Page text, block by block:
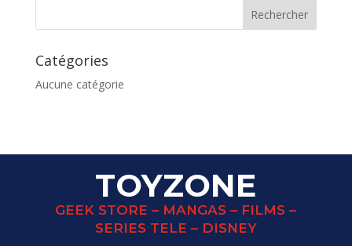
Catégories
Aucune catégorie
TOYZONE
GEEK STORE – MANGAS – FILMS –
SERIES TELE – DISNEY